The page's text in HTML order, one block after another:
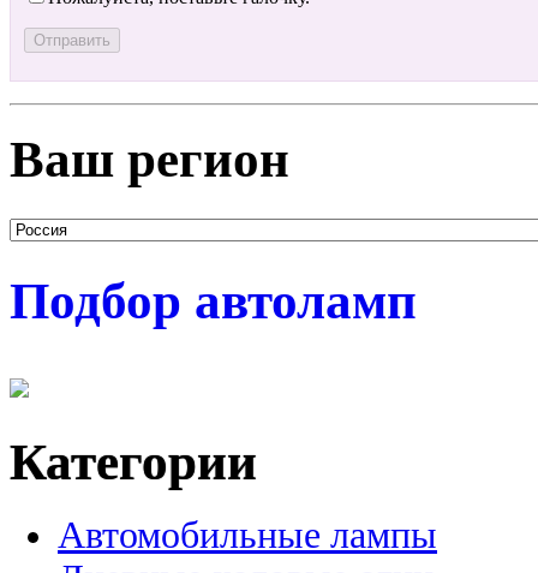
Ваш регион
Подбор автоламп
Категории
Автомобильные лампы